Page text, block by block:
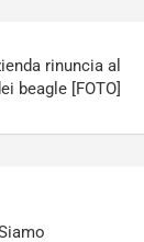
rinuncia al
beagle [FOTO]